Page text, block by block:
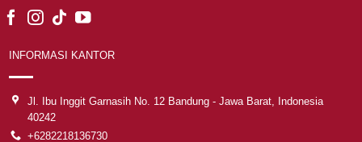
INFORMASI KANTOR
Jl. Ibu Inggit Garnasih No. 12 Bandung - Jawa Barat, Indonesia
40242
+6282218136730